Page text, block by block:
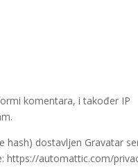
komentara, i također IP
hash) dostavljen Gravatar
https://automattic.com/